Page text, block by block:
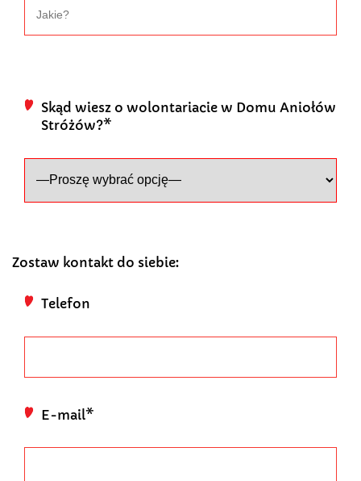
Skąd wiesz o wolontariacie w Domu Aniołów
Stróżów?*
Zostaw kontakt do siebie:
Telefon
E-mail*